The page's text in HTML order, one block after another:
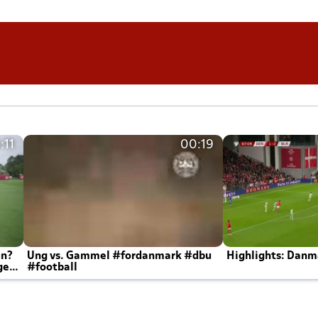
00:19
Ung vs. Gammel #fordanmark #dbu
#football
Highlights: